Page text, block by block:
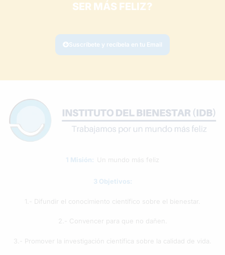
SER MÁS FELIZ?
Suscríbete y recíbela en tu Email
1 Misión: Un mundo más feliz
3 Objetivos:
1.- Difundir el conocimiento científico sobre el bienestar.
2.- Convencer para que no dañen.
3.- Promover la investigación científica sobre la calidad de vida.